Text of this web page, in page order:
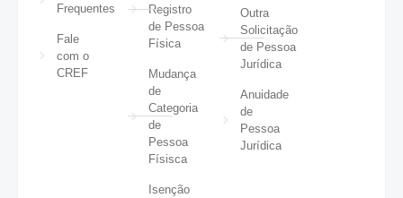
Frequentes
Fale
com o
CREF
Registro
de Pessoa
Física
Mudança
de
Categoria
de
Pessoa
Físisca
Isenção
Outra
Solicitação
de Pessoa
Jurídica
Anuidade
de
Pessoa
Jurídica